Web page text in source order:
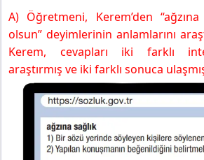
A) Öğretmeni, Kerem’den “ağzına
olsun” deyimlerinin anlamlarını
Kerem, cevapları iki farklı
araştırmış ve iki farklı sonuca